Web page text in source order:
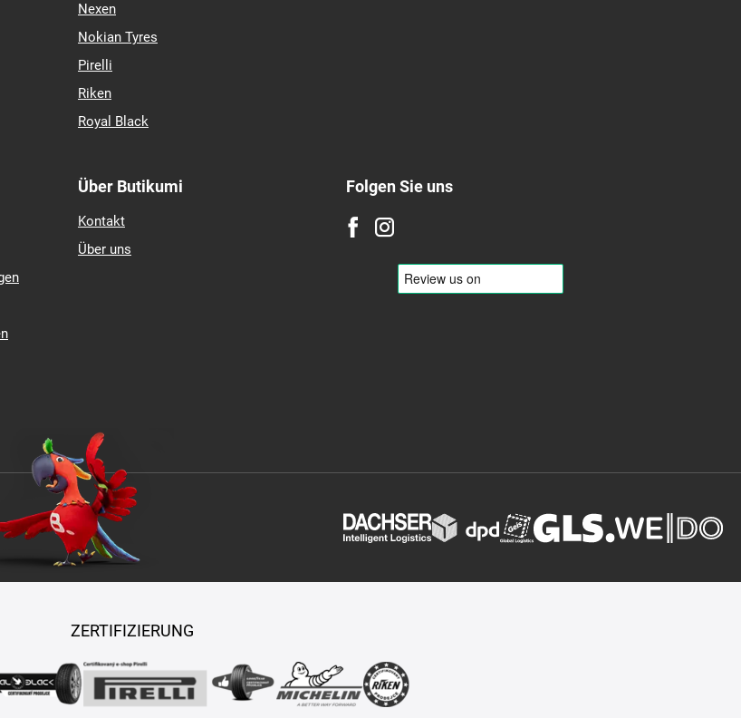
Nexen
Nokian Tyres
Pirelli
Riken
Royal Black
Über Butikumi
Kontakt
Über uns
Folgen Sie uns
ZERTIFIZIERUNG